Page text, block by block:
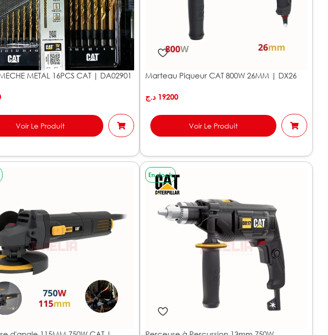
METAL 16PCS CAT | DA02901
Voir Le Produit
Marteau Piqueur CAT 800W 26MM | DX26
19200 د.ج
Voir Le Produit
En stock